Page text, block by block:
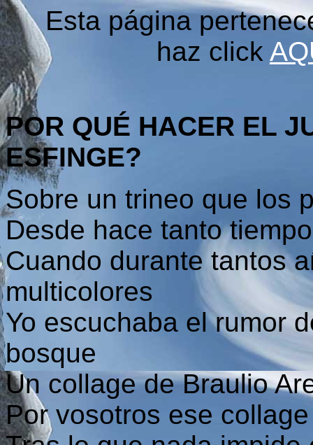
Esta página
haz click
POR QUÉ HACER EL
ESFINGE?
Sobre un trineo que los
Desde hace tanto
Cuando durante tantos
multicolores
Yo escuchaba el rumor
bosque
Un collage de Braulio
Por vosotros ese